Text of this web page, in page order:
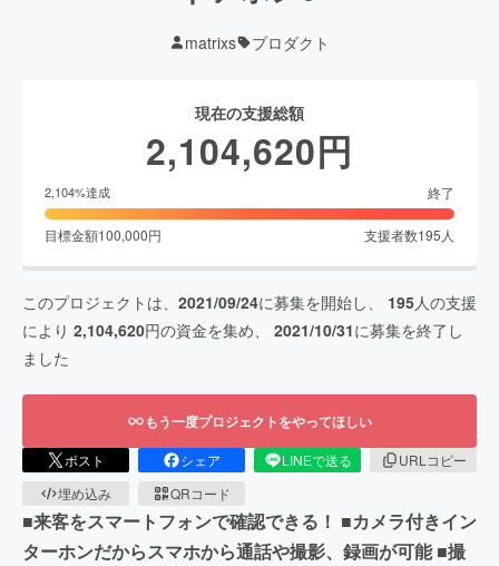
matrixs プロダクト
現在の支援総額
2,104,620円
2,104%達成 終了
目標金額100,000円 支援者数195 人
このプロジェクトは、 2021/09/24に募集を開始し、 195人の支援
により 2,104,620円の資金を集め、 2021/10/31に募集を終了し
ました
もう一度プロジェクトをやってほしい
ポスト シェア LINEで送る
URLコピー
埋め込み
QRコード
■来客をスマートフォンで確認できる！ ■カメラ付きイン
ターホンだからスマホから通話や撮影、録画が可能 ■撮